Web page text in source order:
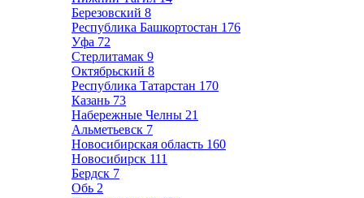
Березовский 8
Республика Башкортостан 176
Уфа 72
Стерлитамак 9
Октябрьский 8
Республика Татарстан 170
Казань 73
Набережные Челны 21
Альметьевск 7
Новосибирская область 160
Новосибирск 111
Бердск 7
Обь 2